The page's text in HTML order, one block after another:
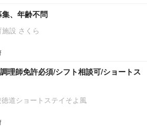
、年齢不問
設 さくら
理師免許必須/シフト相談可/ショートス
道ショートステイそよ風